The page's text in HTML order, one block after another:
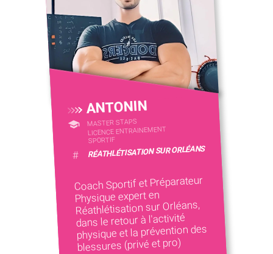
ANTONIN
MASTER STAPS
LICENCE ENTRAINEMENT
SPORTIF
# RÉATHLÉTISATION SUR ORLÉANS
Coach Sportif et Préparateur
Physique expert en
Réathlétisation sur Orléans,
dans le retour à l'activité
physique et la prévention des
blessures (privé et pro)